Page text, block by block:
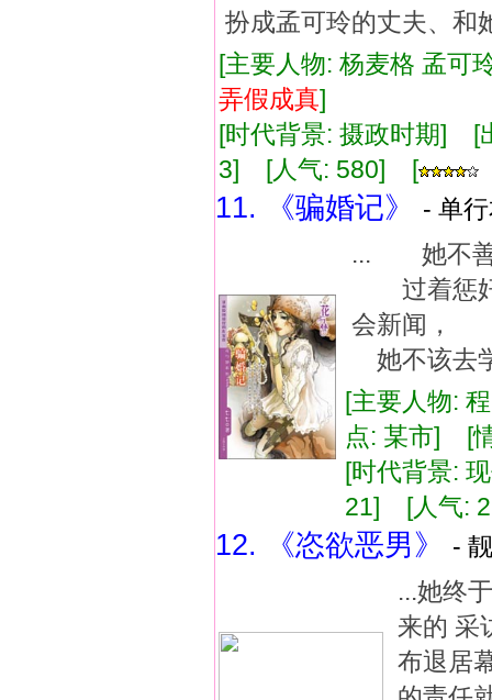
扮成孟可玲的丈夫、
[主要人物: 杨麦格 孟
弄假成真]
[时代背景: 摄政时期] [
3] [人气: 580] [
11. 《骗婚记》
- 单
... 她不善
过着惩
会新闻，
她不该
[主要人物:
点: 某市] [
[时代背景:
21] [人气:
12. 《恣欲恶男》
-
...她终
来的 采
布退居